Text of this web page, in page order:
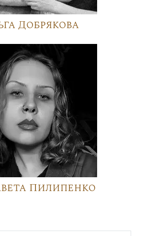
Добрякова
Пилипенко